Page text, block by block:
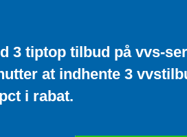
3 tiptop tilbud på vvs-
at indhente 3
i rabat.